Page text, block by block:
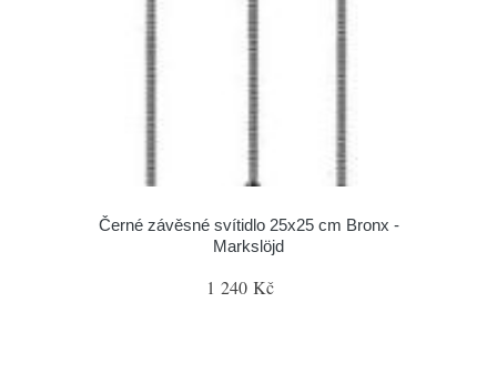
Černé závěsné svítidlo 25x25 cm Bronx -
Markslöjd
1 240 Kč